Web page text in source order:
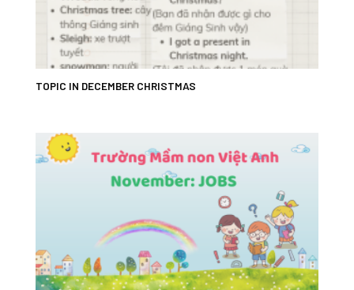
TOPIC IN DECEMBER CHRISTMAS